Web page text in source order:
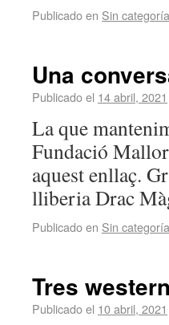
Publicado en Sin categoría
Una
Publicado el 14 abril, 2021
La que
Fundació
aquest enllaç.
lliberia Drac
Publicado en Sin categoría
Tres
Publicado el 10 abril, 2021